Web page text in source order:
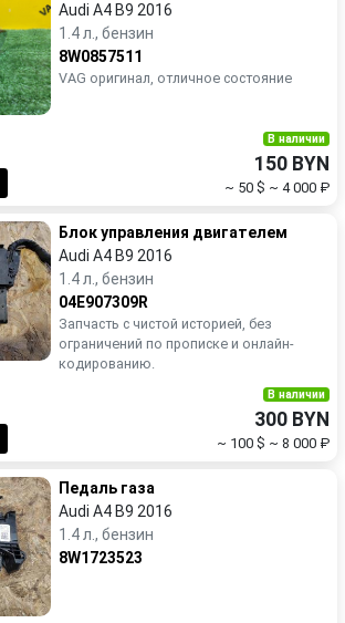
Audi A4 B9 2016
1.4 л., бензин
8W0857511
VAG оригинал, отличное состояние
В наличии
150 BYN
~ 50 $ ~ 4 000 ₽
Блок управления двигателем
Audi A4 B9 2016
1.4 л., бензин
04E907309R
Запчасть с чистой историей, без
ограничений по прописке и онлайн-
кодированию.
В наличии
300 BYN
~ 100 $ ~ 8 000 ₽
Педаль газа
Audi A4 B9 2016
1.4 л., бензин
8W1723523